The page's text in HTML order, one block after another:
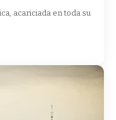
acariciada en toda su